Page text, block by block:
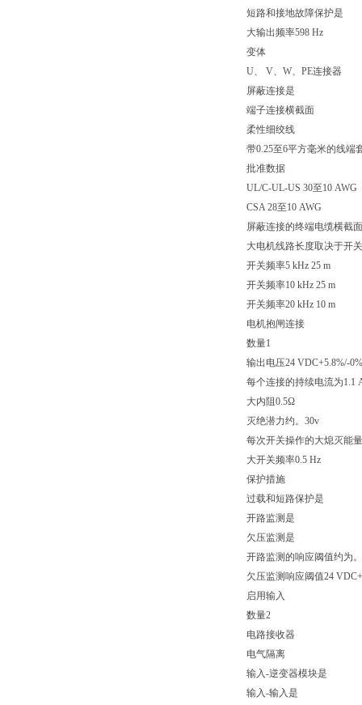
短路和接地故障保护是
大输出频率598 Hz
变体
U、 V、W、PE连接器
屏蔽连接是
端子连接横截面
柔性细绞线
带0.25至6平方毫米的线端
批准数据
UL/C-UL-US 30至10 AWG
CSA 28至10 AWG
屏蔽连接的终端电缆横截
大电机线路长度取决于开
开关频率5 kHz 25 m
开关频率10 kHz 25 m
开关频率20 kHz 10 m
电机抱闸连接
数量1
输出电压24 VDC+5.8%/-0%
每个连接的持续电流为1.1
大内阻0.5Ω
灭绝潜力约。30v
每次开关操作的大熄灭能
大开关频率0.5 Hz
保护措施
过载和短路保护是
开路监测是
欠压监测是
开路监测的响应阈值约为
欠压监测响应阈值24
启用输入
数量2
电路接收器
电气隔离
输入-逆变器模块是
输入-输入是